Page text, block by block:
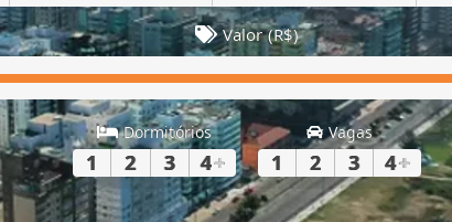
Valor (R$)
Dormitórios
1 2 3 4+
Vagas
1 2 3 4+